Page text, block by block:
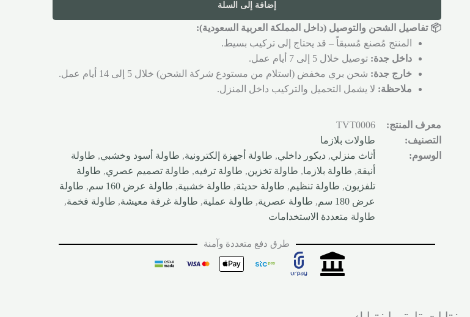
إضافة إلى السلة
📦 تفاصيل الشحن والتوصيل (داخل المملكة العربية السعودية):
المنتج مُصنع مُسبقاً – قد يحتاج إلى تركيب بسيط.
داخل جدة: توصيل خلال 5 إلى 7 أيام عمل.
خارج جدة: شحن بري مخفض (استلام من مستودع شركة الشحن) خلال 5 إلى 14 أيام عمل.
ملاحظة: لا يشمل التحميل والتركيب داخل المنزل.
معرف المنتج:
TVT0006
التصنيف:
طاولات بلازما
الوسوم:
أثاث منزلي,ديكور داخلي, طاولة أجهزة إلكترونية, طاولة أسود وخشبي, طاولة
أنيقة, طاولة بلازما, طاولة تخزين, طاولة ترفيه, طاولة تصميم عصري, طاولة
تلفزيون, طاولة تنظيم, طاولة حديثة, طاولة خشبية, طاولة عرض 160 سم , طاولة
عرض 180 سم
, طاولة عصرية, طاولة عملية, طاولة غرفة معيشة, طاولة فخمة,
طاولة متعددة الاستخدامات
طرق دفع متعددة وآمنة